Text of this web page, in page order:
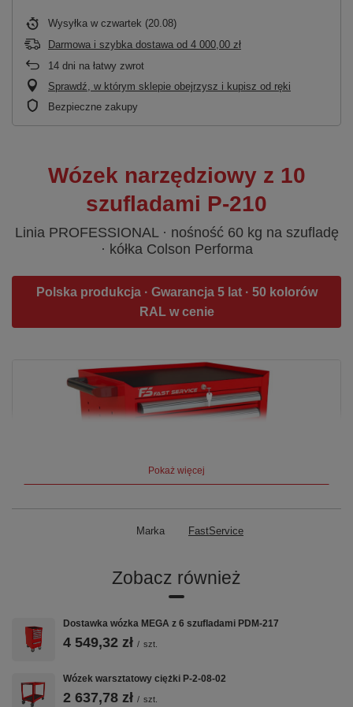
Wysyłka w czwartek (20.08)
Darmowa i szybka dostawa od 4 000,00 zł
14 dni na łatwy zwrot
Sprawdź, w którym sklepie obejrzysz i kupisz od ręki
Bezpieczne zakupy
Wózek narzędziowy z 10
szufladami P-210
Linia PROFESSIONAL · nośność 60 kg na szufladę
· kółka Colson Performa
Polska produkcja · Gwarancja 5 lat · 50 kolorów
RAL w cenie
Pokaż więcej
Marka FastService
Zobacz również
Dostawka wózka MEGA z 6 szufladami PDM-217
4 549,32 zł / szt.
Wózek warsztatowy ciężki P-2-08-02
2 637,78 zł / szt.